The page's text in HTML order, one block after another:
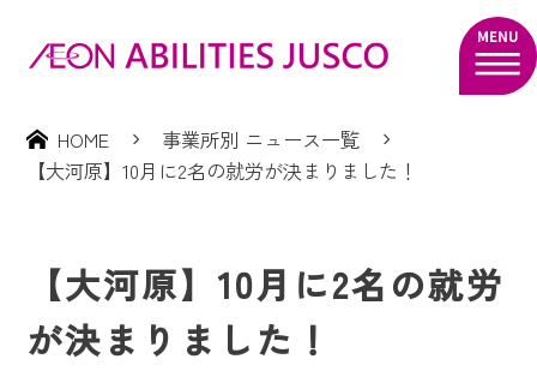
HOME
事業所別 ニュース一覧
【大河原】10月に2名の就労が決まりました！
【大河原】10月に2名の就労
が決まりました！